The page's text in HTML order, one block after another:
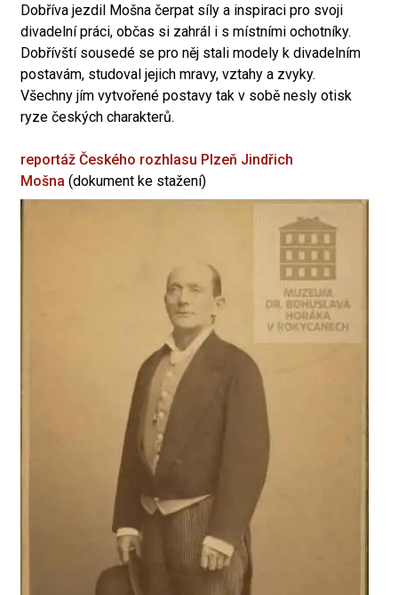
Dobříva jezdil Mošna čerpat síly a inspiraci pro svoji
divadelní práci, občas si zahrál i s místními ochotníky.
Dobřívští sousedé se pro něj stali modely k divadelním
postavám, studoval jejich mravy, vztahy a zvyky.
Všechny jím vytvořené postavy tak v sobě nesly otisk
ryze českých charakterů.
reportáž Českého rozhlasu Plzeň Jindřich
Mošna (dokument ke stažení)